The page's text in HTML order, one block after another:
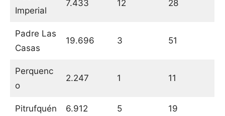
Imperial
7.433 12 28
Padre Las
Casas
19.696 3 51
Perquenc
o
2.247 1 11
Pitrufquén 6.912 5 19